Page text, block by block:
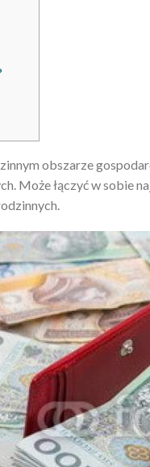
obszarze
Może łączyć w sobie